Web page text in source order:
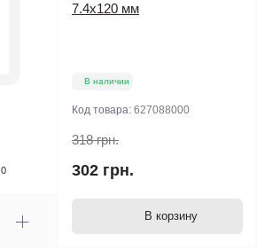
0
7.4х120 мм
В наличии
Код товара: 627088000
318 грн.
302 грн.
В корзину